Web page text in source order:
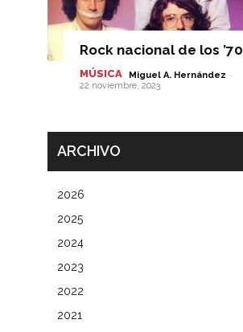
Rock nacional de los ’70
MÚSICA Miguel A. Hernández -
22 noviembre, 2023
ARCHIVO
2026
2025
2024
2023
2022
2021